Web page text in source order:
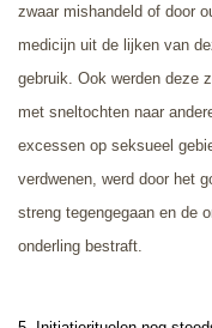
zwaar mishandeld of door
medicijn uit de lijken van
gebruik. Ook werden deze
met sneltochten naar
excessen op seksueel
verdwenen, werd door het
streng tegengegaan en de
onderling bestraft.